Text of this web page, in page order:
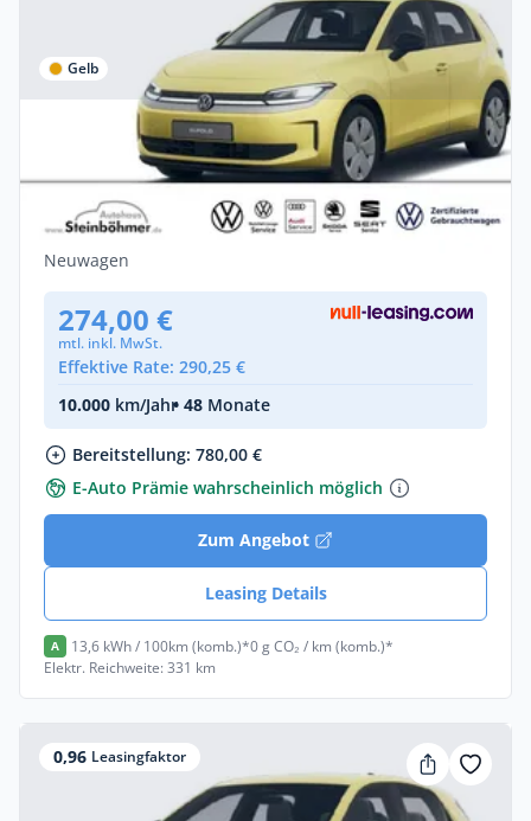
Gelb
Privat & Gewerbe
Volkswagen ID. Polo Life 99 kW (135 PS)
37 kWh Bluetooth
Elektro •Automatik •
135 PS (99 kW)
Neuwagen
274,00 €
mtl. inkl. MwSt.
Effektive Rate: 290,25 €
10.000 km/Jahr• 48 Monate
Bereitstellung: 780,00 €
E-Auto Prämie wahrscheinlich möglich
Zum Angebot
Leasing Details
A 13,6 kWh / 100km (komb.)*0 g CO₂ / km (komb.)*
Elektr. Reichweite: 331 km
0,96 Leasingfaktor